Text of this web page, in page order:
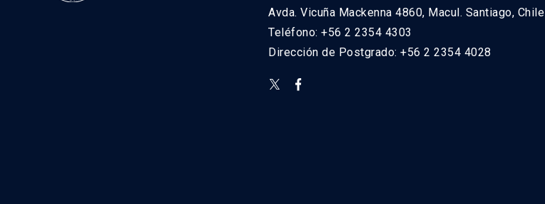
Avda. Vicuña Mackenna 4860, Macul. Santiago, Chile
Teléfono: +56 2 2354 4303
Dirección de Postgrado: +56 2 2354 4028